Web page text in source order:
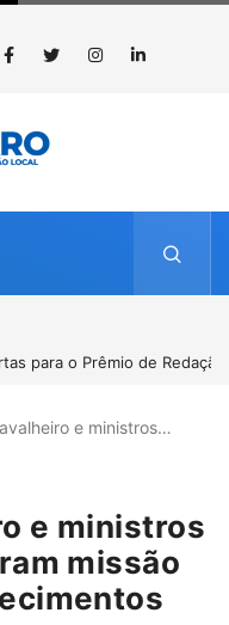
o Prêmio de Redação e
e ministros…
e ministros
missão